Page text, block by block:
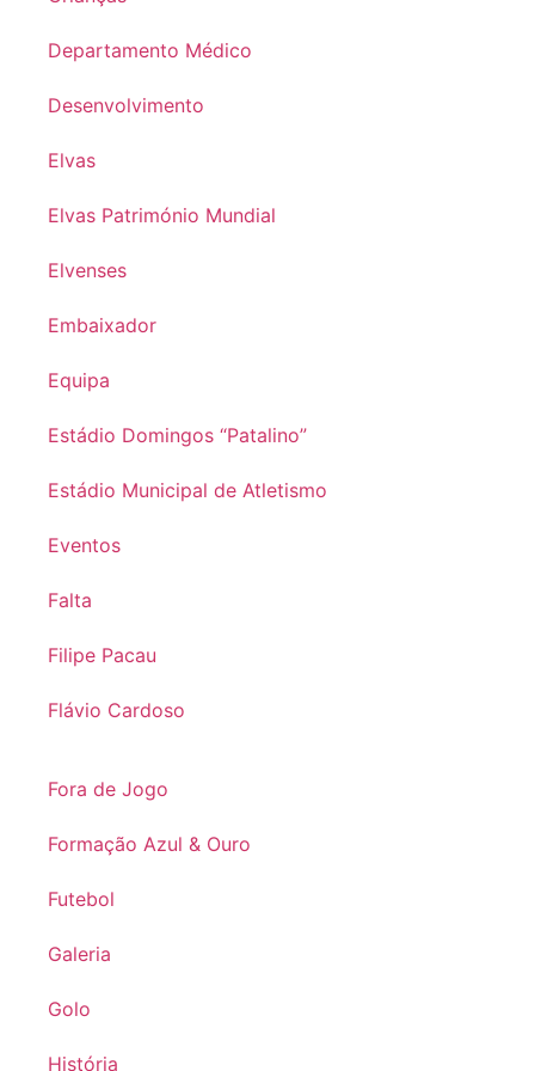
Departamento Médico
Desenvolvimento
Elvas
Elvas Património Mundial
Elvenses
Embaixador
Equipa
Estádio Domingos “Patalino”
Estádio Municipal de Atletismo
Eventos
Falta
Filipe Pacau
Flávio Cardoso
Fora de Jogo
Formação Azul & Ouro
Futebol
Galeria
Golo
História